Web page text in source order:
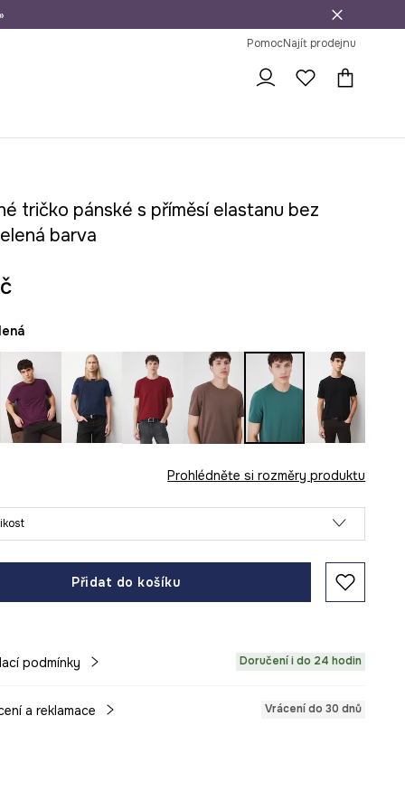
na vrácení zboží
PomocNajít prodejnu
tričko pánské s příměsí elastanu bez
barva
Prohlédněte si rozměry produktu
Přidat do košíku
podmínky Doručení i do 24 hodin
a reklamace Vrácení do 30 dnů